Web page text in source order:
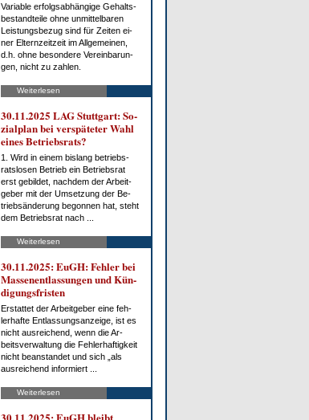
Va­ria­ble er­folgs­ab­hän­gi­ge Ge­halts­
be­stand­tei­le oh­ne un­mit­tel­ba­ren
Leis­tungs­be­zug sind für Zei­ten ei­
ner El­tern­zeit­zeit im All­ge­mei­nen,
d.h. oh­ne be­son­de­re Ver­ein­ba­run­
gen, nicht zu zah­len.
Weiterlesen
30.11.2025 LAG Stutt­gart: So­
zi­al­plan bei ver­spä­te­ter Wahl
ei­nes Be­triebs­rats?
1. Wird in ei­nem bis­lang be­triebs­
rats­lo­sen Be­trieb ein Be­triebs­rat
erst ge­bil­det, nach­dem der Ar­beit­
ge­ber mit der Um­set­zung der Be­
trieb­s­än­de­rung be­gon­nen hat, steht
dem Be­triebs­rat nach ...
Weiterlesen
30.11.2025: EuGH: Feh­ler bei
Mas­sen­ent­las­sun­gen und Kün­
di­gungs­fris­ten
Er­stat­tet der Ar­beit­ge­ber ei­ne feh­
ler­haf­te Ent­las­sungs­an­zei­ge, ist es
nicht aus­rei­chend, wenn die Ar­
beits­ver­wal­tung die Feh­ler­haf­tig­keit
nicht be­an­stan­det und sich „als
aus­rei­chend in­for­miert ...
Weiterlesen